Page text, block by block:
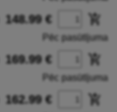
148.99 € add_shopping_cart
Pēc pasūtījuma
169.99 € add_shopping_cart
Pēc pasūtījuma
162.99 € add_shopping_cart